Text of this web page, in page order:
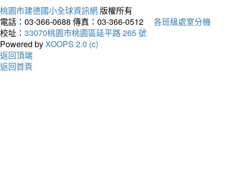
桃園市建德國小全球資訊網 版權所有
電話：03-366-0688 傳真：03-366-0512
各班級處室分機
校址： 33070桃園市桃園區延平路 265 號
Powered byXOOPS 2.0 (c)
返回頂端
返回首頁